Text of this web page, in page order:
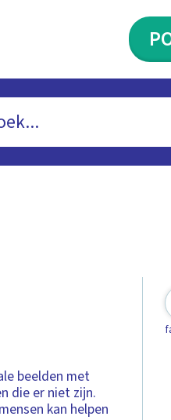
beelden met
die er niet zijn.
kan helpen